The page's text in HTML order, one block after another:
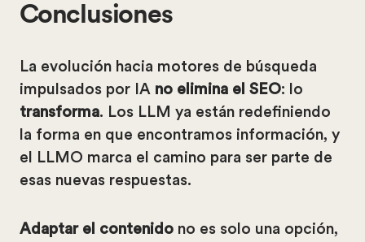
Conclusiones
La evolución hacia motores de búsqueda
impulsados por IA no elimina el SEO: lo
transforma. Los LLM ya están redefiniendo
la forma en que encontramos información, y
el LLMO marca el camino para ser parte de
esas nuevas respuestas.
Adaptar el contenido no es solo una opción,